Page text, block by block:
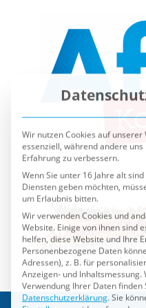
Wir nutzen Cookies auf unserer
Erfahrung zu verbessern.
um Erlaubnis bitten.
Wir verwenden Cookies und
Website. Einige von ihnen sind
helfen, diese Website und Ihre
Personenbezogene Daten
Adressen), z. B. für
Anzeigen- und Inhaltsmessung.
Verwendung Ihrer Daten finden
Datenschutzerklärung.Sie
Einstellungen widerrufen oder
Es folgt eine Liste der
Essenziell
Externe Medien